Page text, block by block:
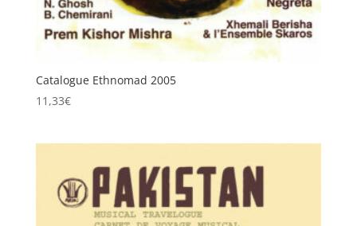
Catalogue Ethnomad 2005
11,33€